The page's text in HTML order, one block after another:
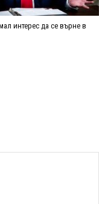
интерес да се върне в